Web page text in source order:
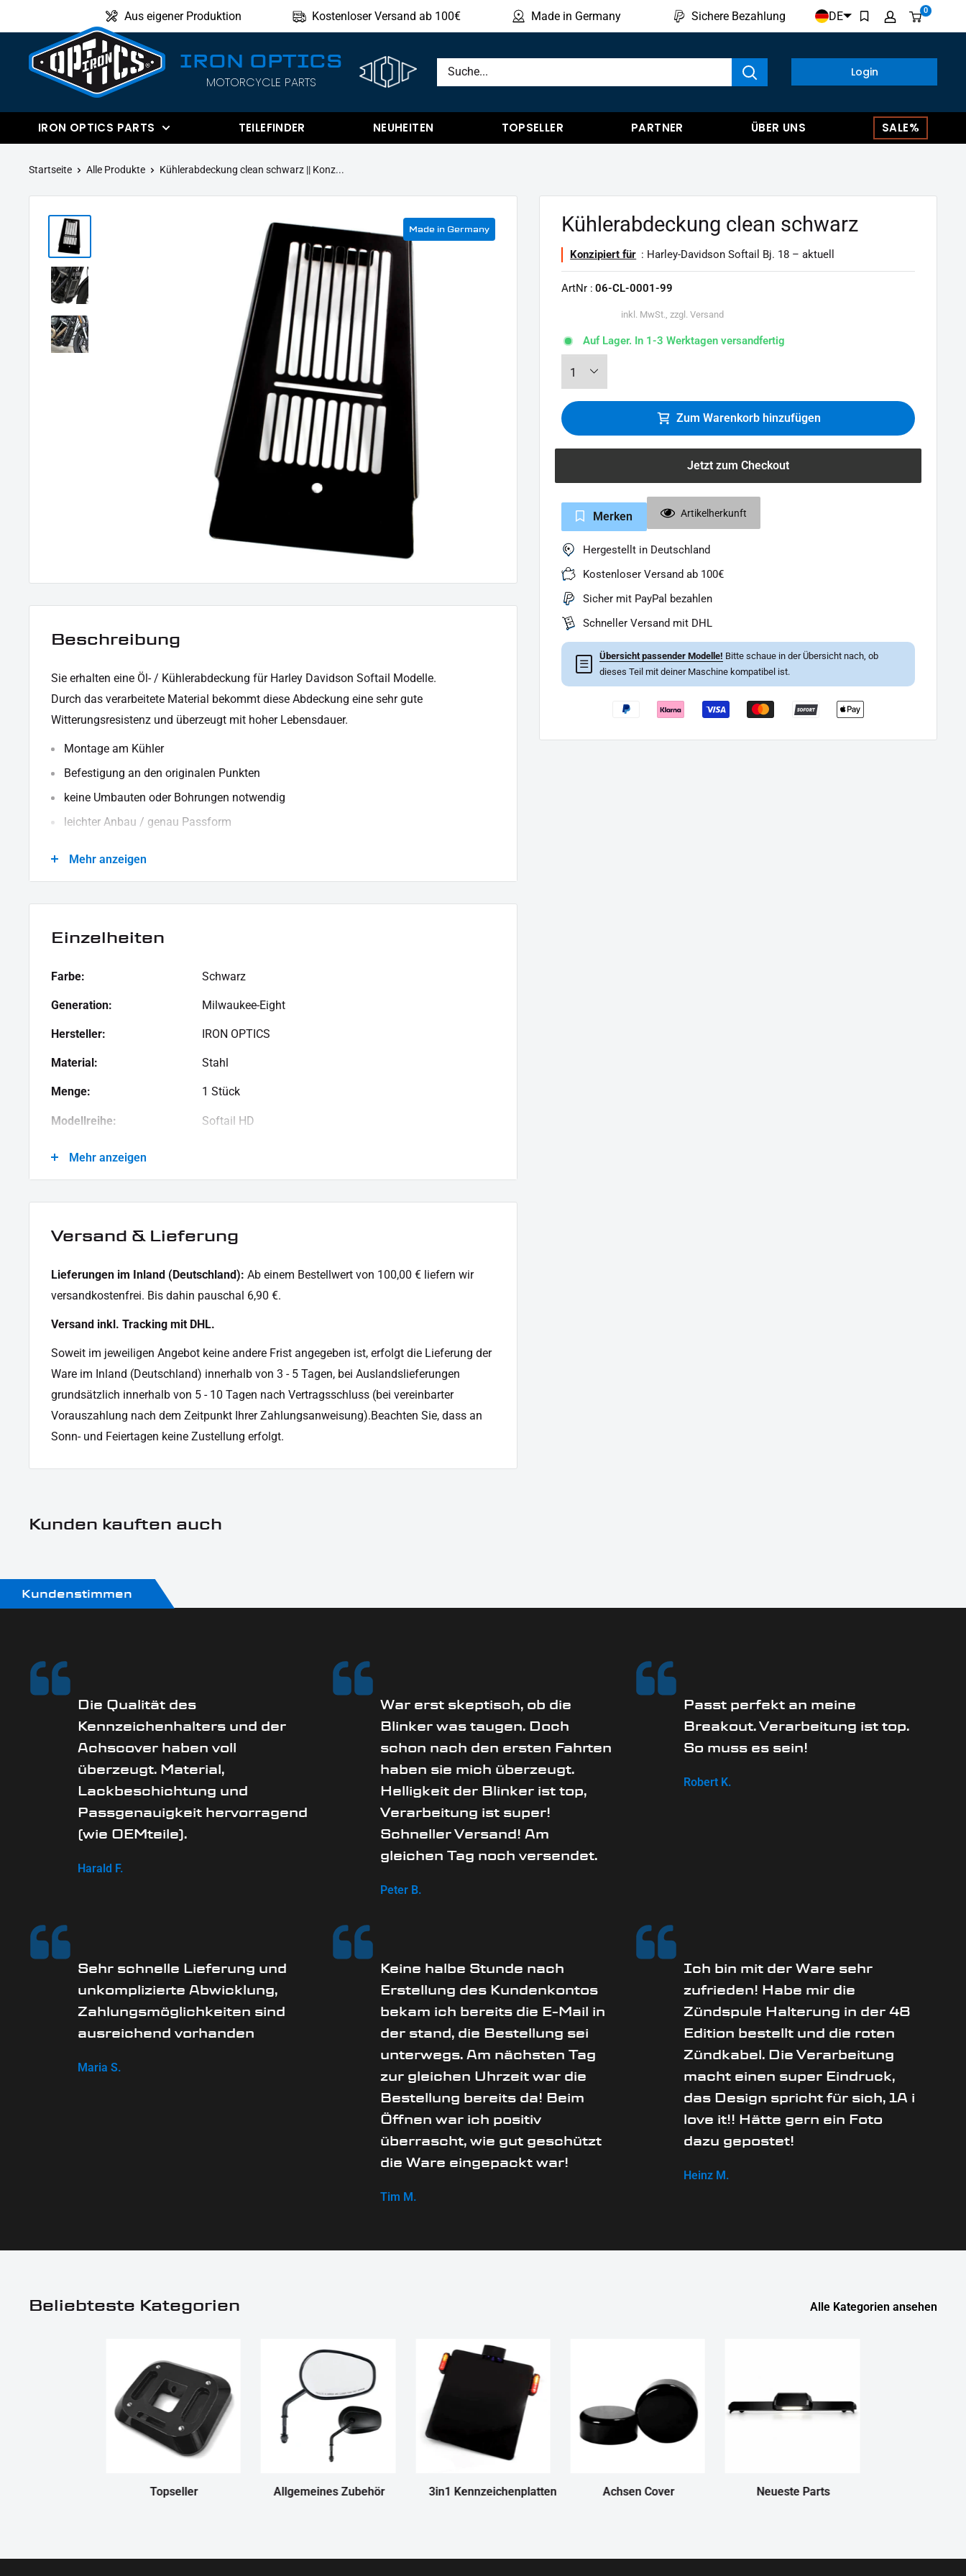
zum
Aus eigener Produktion Kostenloser Versand ab 100€ Made in Germany Sichere Bezahlung DE 0
IRON
IRON OPTICS
MOTORCYCLE PARTS
Login
IRON OPTICS PARTS TEILEFINDER NEUHEITEN TOPSELLER PARTNER ÜBER UNS SALE%
Produkte anzeigen
Startseite Alle Produkte Kühlerabdeckung clean schwarz || Konz...
Made in Germany Kühlerabdeckung clean schwarz
Konzipiert für : Harley-Davidson Softail Bj. 18 – aktuell
ArtNr : 06-CL-0001-99
inkl. MwSt., zzgl. Versand
Auf Lager. In 1-3 Werktagen versandfertig
Zum Warenkorb hinzufügen
Jetzt zum Checkout
Merken Artikelherkunft
Hergestellt in Deutschland
Kostenloser Versand ab 100€
Sicher mit PayPal bezahlen
Schneller Versand mit DHL
☰
Übersicht passender Modelle! Bitte schaue in der Übersicht nach, ob
dieses Teil mit deiner Maschine kompatibel ist.
Beschreibung
Sie erhalten eine Öl- / Kühlerabdeckung für Harley Davidson Softail Modelle.
Durch das verarbeitete Material bekommt diese Abdeckung eine sehr gute
Witterungsresistenz und überzeugt mit hoher Lebensdauer.
Montage am Kühler
Befestigung an den originalen Punkten
keine Umbauten oder Bohrungen notwendig
leichter Anbau / genau Passform
1x Öl- / Kühlerabdeckung
Dieses Angebot kann Beispielbilder enthalten, deren Inhalt über den Lieferumfang hinausgeht.
Mehr anzeigen
Einzelheiten
Farbe: Schwarz
Generation: Milwaukee-Eight
Hersteller: IRON OPTICS
Material: Stahl
Menge: 1 Stück
Modellreihe: Softail HD
Motiv:
Motorradmarke: Harley-Davidson
Produkttyp: Cover
Mehr anzeigen
Versand & Lieferung
Lieferungen im Inland (Deutschland): Ab einem Bestellwert von 100,00 € liefern wir
versandkostenfrei. Bis dahin pauschal 6,90 €.
Versand inkl. Tracking mit DHL.
Soweit im jeweiligen Angebot keine andere Frist angegeben ist, erfolgt die Lieferung der
Ware im Inland (Deutschland) innerhalb von 3 - 5 Tagen, bei Auslandslieferungen
grundsätzlich innerhalb von 5 - 10 Tagen nach Vertragsschluss (bei vereinbarter
Vorauszahlung nach dem Zeitpunkt Ihrer Zahlungsanweisung).Beachten Sie, dass an
Sonn- und Feiertagen keine Zustellung erfolgt.
Kunden kauften auch
Kundenstimmen
Die Qualität des
Kennzeichenhalters und der
Achscover haben voll
überzeugt. Material,
Lackbeschichtung und
Passgenauigkeit hervorragend
(wie OEMteile).
Harald F.
War erst skeptisch, ob die
Blinker was taugen. Doch
schon nach den ersten Fahrten
haben sie mich überzeugt.
Helligkeit der Blinker ist top,
Verarbeitung ist super!
Schneller Versand! Am
gleichen Tag noch versendet.
Peter B.
Passt perfekt an meine
Breakout. Verarbeitung ist top.
So muss es sein!
Robert K.
Sehr schnelle Lieferung und
unkomplizierte Abwicklung,
Zahlungsmöglichkeiten sind
ausreichend vorhanden
Maria S.
Keine halbe Stunde nach
Erstellung des Kundenkontos
bekam ich bereits die E-Mail in
der stand, die Bestellung sei
unterwegs. Am nächsten Tag
zur gleichen Uhrzeit war die
Bestellung bereits da! Beim
Öffnen war ich positiv
überrascht, wie gut geschützt
die Ware eingepackt war!
Tim M.
Ich bin mit der Ware sehr
zufrieden! Habe mir die
Zündspule Halterung in der 48
Edition bestellt und die roten
Zündkabel. Die Verarbeitung
macht einen super Eindruck,
das Design spricht für sich, 1A i
love it!! Hätte gern ein Foto
dazu gepostet!
Heinz M.
Beliebteste Kategorien Alle Kategorien ansehen
Topseller Allgemeines Zubehör 3in1 Kennzeichenplatten Achsen Cover Neueste Parts